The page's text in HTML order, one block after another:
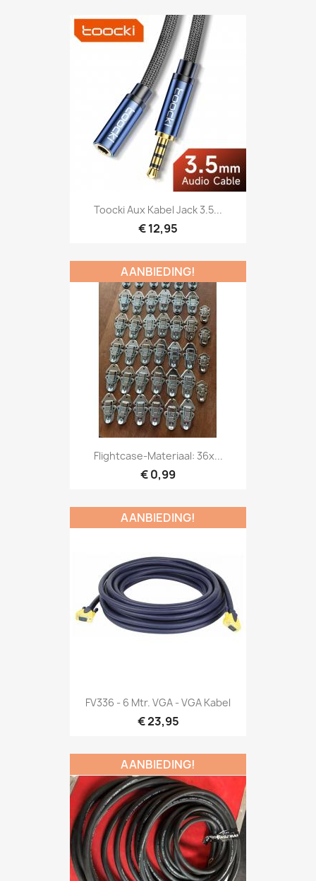
Snel bekijken
Toocki Aux Kabel Jack 3.5...
€ 12,95
Snel bekijken
Flightcase-Materiaal: 36x...
€ 0,99
AANBIEDING!
 Snel bekijken
FV336 - 6 Mtr. VGA - VGA Kabel
€ 23,95
AANBIEDING!
AANBIEDING!